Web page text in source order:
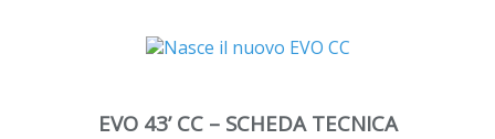
EVO 43’ CC – SCHEDA TECNICA